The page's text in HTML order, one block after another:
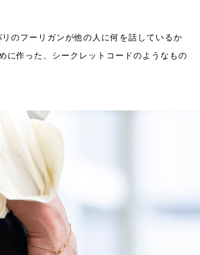
のフーリガンが他の人に何を話しているか
に作った、シークレットコードのようなもの